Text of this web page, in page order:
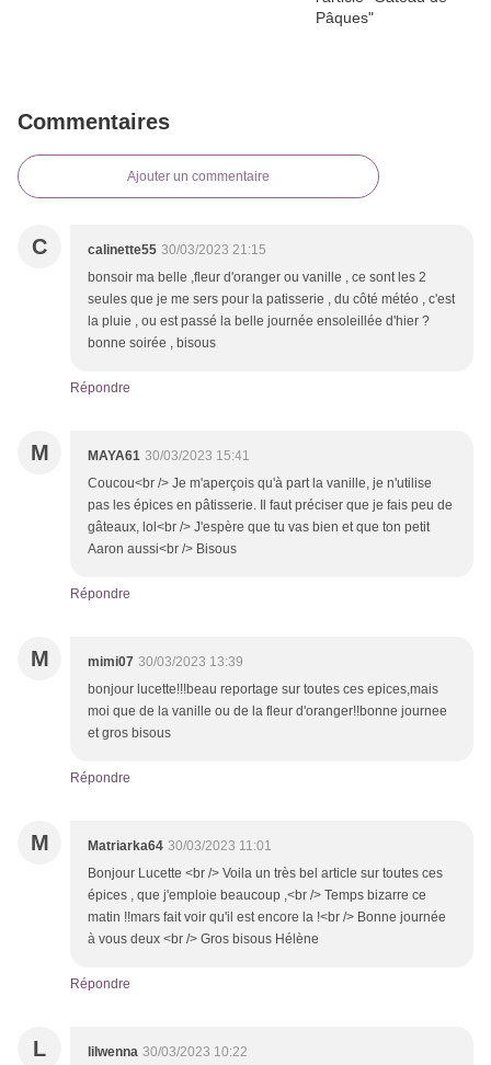
Commentaires
Ajouter un commentaire
C calinette55 30/03/2023 21:15
bonsoir ma belle ,fleur d'oranger ou vanille , ce sont les 2
seules que je me sers pour la patisserie , du côté météo , c'est
la pluie , ou est passé la belle journée ensoleillée d'hier ?
bonne soirée , bisous
Répondre
M MAYA61 30/03/2023 15:41
Coucou<br /> Je m'aperçois qu'à part la vanille, je n'utilise
pas les épices en pâtisserie. Il faut préciser que je fais peu de
gâteaux, lol<br /> J'espère que tu vas bien et que ton petit
Aaron aussi<br /> Bisous
Répondre
M mimi07 30/03/2023 13:39
bonjour lucette!!!beau reportage sur toutes ces epices,mais
moi que de la vanille ou de la fleur d'oranger!!bonne journee
et gros bisous
Répondre
M Matriarka64 30/03/2023 11:01
Bonjour Lucette <br /> Voila un très bel article sur toutes ces
épices , que j'emploie beaucoup ,<br /> Temps bizarre ce
matin !!mars fait voir qu'il est encore la !<br /> Bonne journée
à vous deux <br /> Gros bisous Hélène
Répondre
L lilwenna 30/03/2023 10:22